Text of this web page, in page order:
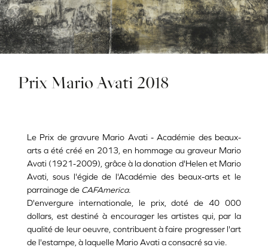
Prix Mario Avati 2018
Le Prix de gravure Mario Avati - Académie des beaux-
arts a été créé en 2013, en hommage au graveur Mario
Avati (1921-2009), grâce à la donation d'Helen et Mario
Avati, sous l'égide de l'Académie des beaux-arts et le
parrainage de CAFAmerica.
D'envergure internationale, le prix, doté de 40 000
dollars, est destiné à encourager les artistes qui, par la
qualité de leur oeuvre, contribuent à faire progresser l'art
de l'estampe, à laquelle Mario Avati a consacré sa vie.